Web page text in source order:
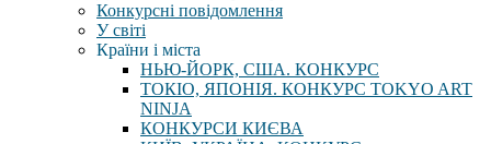
Конкурсні повідомлення
У світі
Країни і міста
НЬЮ-ЙОРК, США. КОНКУРС
ТОКІО, ЯПОНІЯ. КОНКУРС TOKYO ART
NINJA
КОНКУРСИ КИЄВА